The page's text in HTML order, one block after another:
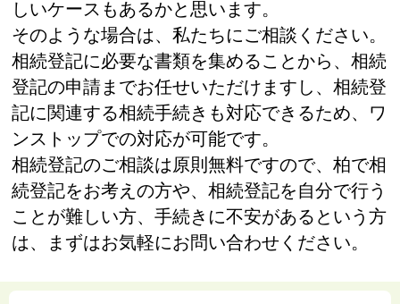
しいケースもあるかと思います。
そのような場合は、私たちにご相談ください。
相続登記に必要な書類を集めることから、相続
登記の申請までお任せいただけますし、相続登
記に関連する相続手続きも対応できるため、ワ
ンストップでの対応が可能です。
相続登記のご相談は原則無料ですので、柏で相
続登記をお考えの方や、相続登記を自分で行う
ことが難しい方、手続きに不安があるという方
は、まずはお気軽にお問い合わせください。